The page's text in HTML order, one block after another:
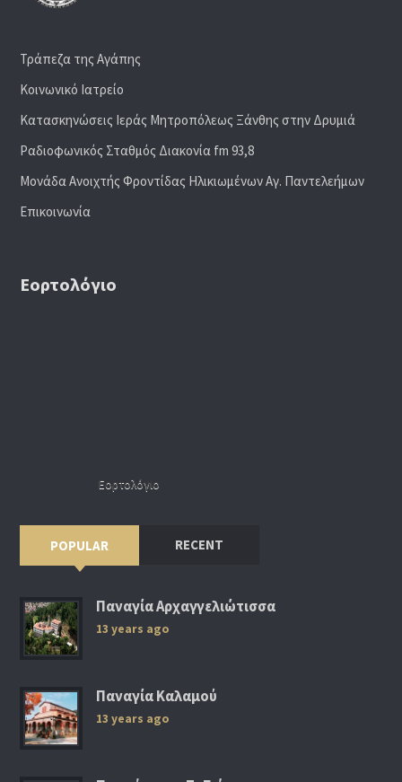
Τράπεζα της Αγάπης
Κοινωνικό Ιατρείο
Κατασκηνώσεις Ιεράς Μητροπόλεως Ξάνθης στην Δρυμιά
Ραδιoφωνικός Σταθμός Διακονία fm 93,8
Μονάδα Ανοιχτής Φροντίδας Ηλικιωμένων Αγ. Παντελεήμων
Επικοινωνία
Εορτολόγιο
Εορτολόγιο
POPULAR RECENT
Παναγία Αρχαγγελιώτισσα
13 years ago
Παναγία Καλαμού
13 years ago